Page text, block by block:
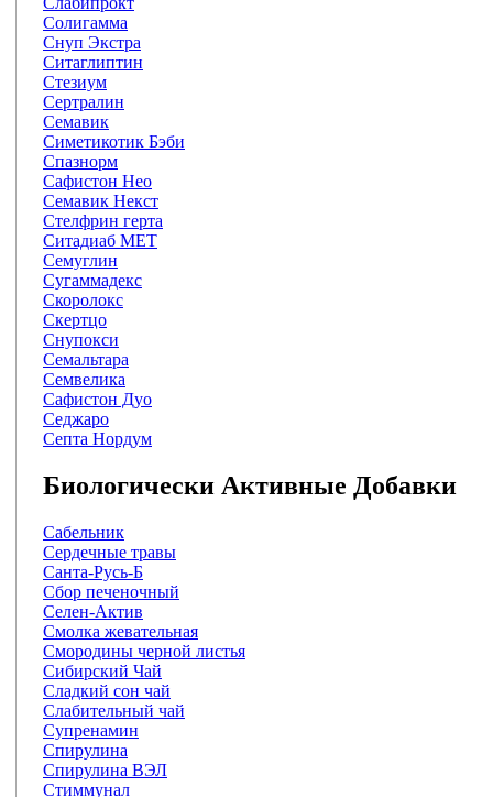
Солигамма
Снуп Экстра
Ситаглиптин
Стезиум
Сертралин
Семавик
Симетикотик Бэби
Спазнорм
Сафистон Нео
Семавик Некст
Стелфрин герта
Ситадиаб МЕТ
Семуглин
Сугаммадекс
Скоролокс
Скертцо
Снупокси
Семальтара
Семвелика
Сафистон Дуо
Седжаро
Септа Нордум
Биологически Активные Добавки
Сабельник
Сердечные травы
Санта-Русь-Б
Сбор печеночный
Селен-Актив
Смолка жевательная
Смородины черной листья
Сибирский Чай
Сладкий сон чай
Слабительный чай
Супренамин
Спирулина
Спирулина ВЭЛ
Стиммунал